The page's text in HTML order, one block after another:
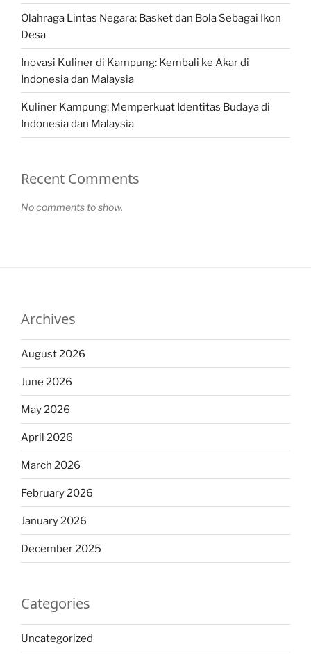
Olahraga Lintas Negara: Basket dan Bola Sebagai Ikon
Desa
Inovasi Kuliner di Kampung: Kembali ke Akar di
Indonesia dan Malaysia
Kuliner Kampung: Memperkuat Identitas Budaya di
Indonesia dan Malaysia
Recent Comments
No comments to show.
Archives
August 2026
June 2026
May 2026
April 2026
March 2026
February 2026
January 2026
December 2025
Categories
Uncategorized